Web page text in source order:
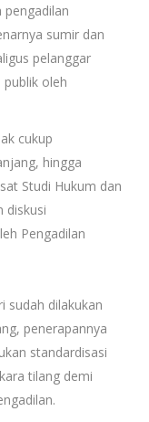
sumir dan
pelanggar
oleh
cukup
hingga
Studi Hukum dan
diskusi
Pengadilan
sudah dilakukan
penerapannya
standardisasi
tilang demi